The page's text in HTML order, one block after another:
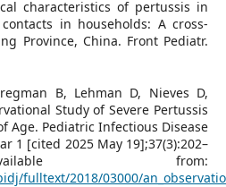
characteristics of pertussis in
in households: A cross-
Province, China. Front Pediatr.
B, Lehman D, Nieves D,
Study of Severe Pertussis
Age. Pediatric Infectious Disease
1 [cited 2025 May 19];37(3):202–
from:
fulltext/2018/03000/